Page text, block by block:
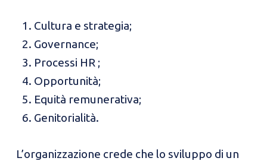
Cultura e strategia;
Governance;
Processi HR ;
Opportunità;
Equità remunerativa;
Genitorialità.
L’organizzazione crede che lo sviluppo di un